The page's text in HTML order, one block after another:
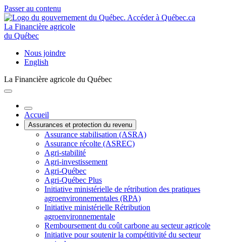
Passer au contenu
La Financière agricole
du Québec
Nous joindre
English
La Financière agricole du Québec
Accueil
Assurances et protection du revenu
Assurance stabilisation (ASRA)
Assurance récolte (ASREC)
Agri-stabilité
Agri-investissement
Agri-Québec
Agri-Québec Plus
Initiative ministérielle de rétribution des pratiques
agroenvironnementales (RPA)
Initiative ministérielle Rétribution
agroenvironnementale
Remboursement du coût carbone au secteur agricole
Initiative pour soutenir la compétitivité du secteur